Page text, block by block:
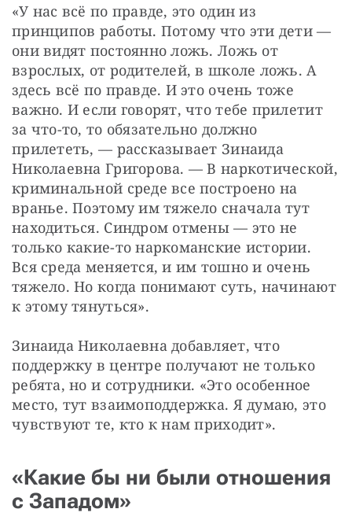
«У нас всё по правде, это один из
принципов работы. Потому что эти дети —
они видят постоянно ложь. Ложь от
взрослых, от родителей, в школе ложь. А
здесь всё по правде. И это очень тоже
важно. И если говорят, что тебе прилетит
за что-то, то обязательно должно
прилететь, — рассказывает Зинаида
Николаевна Григорова. — В наркотической,
криминальной среде все построено на
вранье. Поэтому им тяжело сначала тут
находиться. Синдром отмены — это не
только какие-то наркоманские истории.
Вся среда меняется, и им тошно и очень
тяжело. Но когда понимают суть, начинают
к этому тянуться».
Зинаида Николаевна добавляет, что
поддержку в центре получают не только
ребята, но и сотрудники. «Это особенное
место, тут взаимоподдержка. Я думаю, это
чувствуют те, кто к нам приходит».
«Какие бы ни были отношения
с Западом»